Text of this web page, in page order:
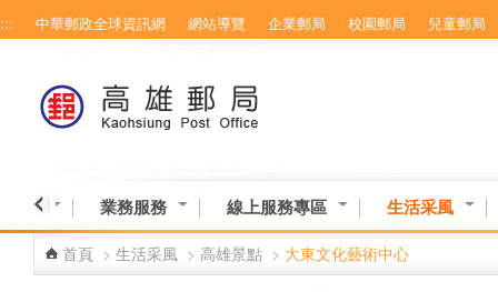
跳到主要內容區塊
::: 中華郵政全球資訊網 網站導覽 企業郵局 校園郵局 兒童郵局
資訊 業務服務 線上服務專區 生活采風
首頁 > 生活采風 > 高雄景點 > 大東文化藝術中心